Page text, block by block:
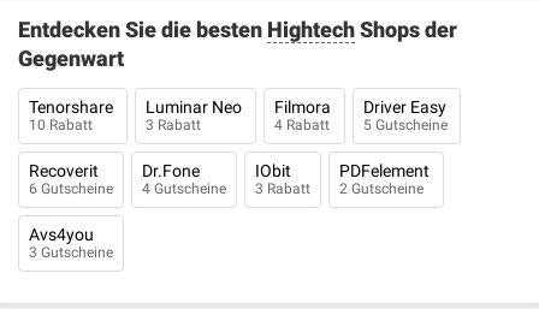
Entdecken Sie die besten HightechShops der
Gegenwart
Tenorshare
10 Rabatt
Luminar Neo
3 Rabatt
Filmora
4 Rabatt
Driver Easy
5 Gutscheine
Recoverit
6 Gutscheine
Dr.Fone
4 Gutscheine
IObit
3 Rabatt
PDFelement
2 Gutscheine
Avs4you
3 Gutscheine